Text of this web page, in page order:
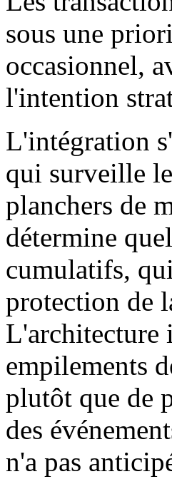
sous une
occasionnel,
l'intention
L'intégration
qui surveille
planchers de
détermine
cumulatifs,
protection de
L'architecture
empilements
plutôt que de
des
n'a pas